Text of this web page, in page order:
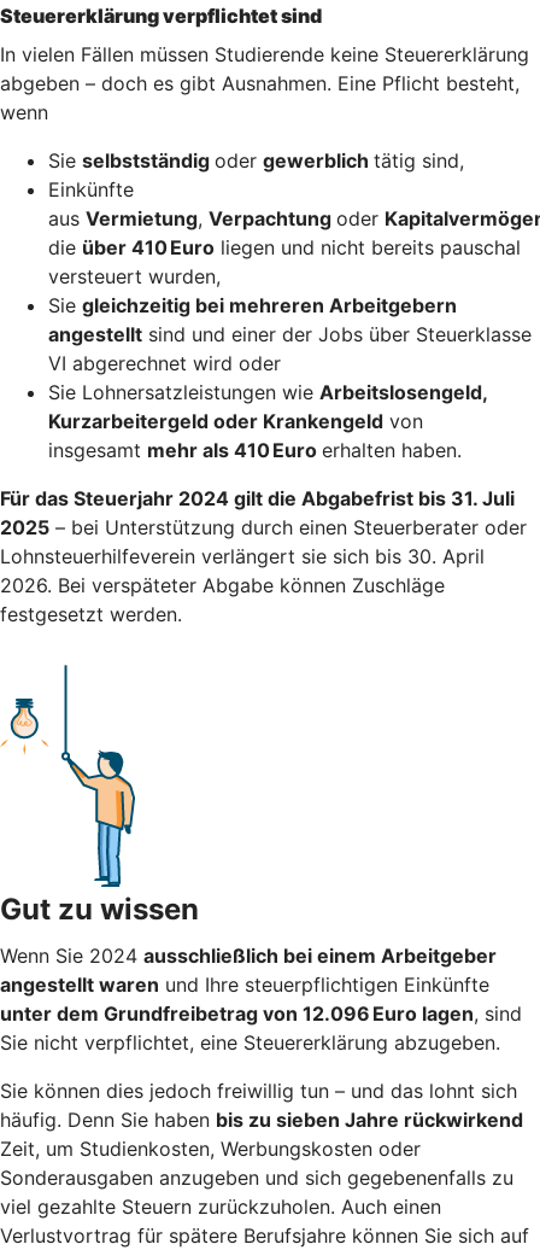
Steuererklärung verpflichtet sind
In vielen Fällen müssen Studierende keine Steuererklärung
abgeben – doch es gibt Ausnahmen. Eine Pflicht besteht,
wenn
Sie selbstständig oder gewerblich tätig sind,
Einkünfte
aus Vermietung, Verpachtung oder
die über 410 Euro liegen und nicht bereits pauschal
versteuert wurden,
Sie gleichzeitig bei mehreren Arbeitgebern
angestellt sind und einer der Jobs über Steuerklasse
VI abgerechnet wird oder
Sie Lohnersatzleistungen wie Arbeitslosengeld,
Kurzarbeitergeld oder Krankengeld von
insgesamt mehr als 410 Euro erhalten haben.
Für das Steuerjahr 2024 gilt die Abgabefrist bis 31. Juli
2025 – bei Unterstützung durch einen Steuerberater oder
Lohnsteuerhilfeverein verlängert sie sich bis 30. April
2026. Bei verspäteter Abgabe können Zuschläge
festgesetzt werden.
Gut zu wissen
Wenn Sie 2024 ausschließlich bei einem Arbeitgeber
angestellt waren und Ihre steuerpflichtigen Einkünfte
unter dem Grundfreibetrag von 12.096 Euro lagen, sind
Sie nicht verpflichtet, eine Steuererklärung abzugeben.
Sie können dies jedoch freiwillig tun – und das lohnt sich
häufig. Denn Sie haben bis zu sieben Jahre rückwirkend
Zeit, um Studienkosten, Werbungskosten oder
Sonderausgaben anzugeben und sich gegebenenfalls zu
viel gezahlte Steuern zurückzuholen. Auch einen
Verlustvortrag für spätere Berufsjahre können Sie sich auf